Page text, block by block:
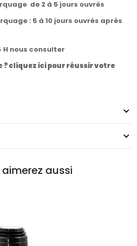
de 2 à 5 jours ouvrés
: 5 à 10 jours ouvrés après
nous consulter
? cliquez ici pour réussir votre
aussi